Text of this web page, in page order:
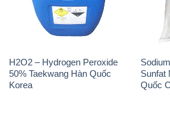
H2O2 – Hydrogen Peroxide
50% Taekwang Hàn Quốc
Korea
Sunfat
Quốc